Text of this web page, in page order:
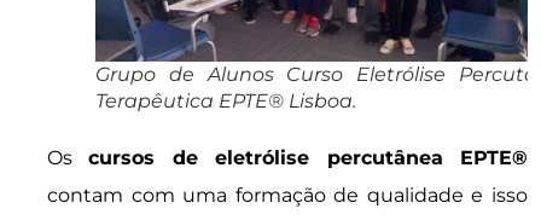
Grupo de Alunos Curso Eletrólise
Terapêutica EPTE® Lisboa.
Oscursos de eletrólise percutânea EPTE®
contam com uma formação de qualidade e isso